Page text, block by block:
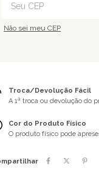
Não sei meu CEP
Troca/Devolução Fácil
A 1ª troca ou devolução do
Cor do Produto Físico
O produto físico pode